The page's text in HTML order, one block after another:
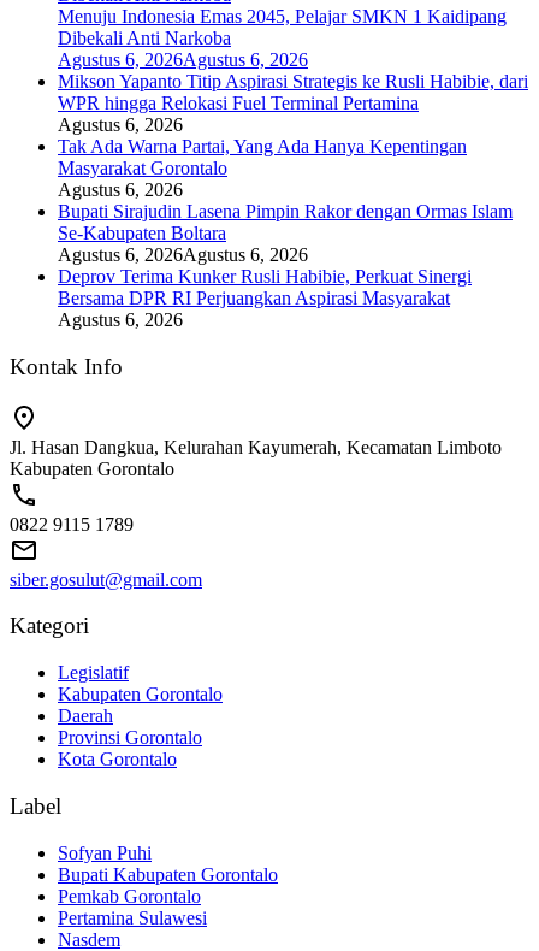
Menuju Indonesia Emas 2045, Pelajar SMKN 1 Kaidipang
Dibekali Anti Narkoba
Agustus 6, 2026Agustus 6, 2026
Mikson Yapanto Titip Aspirasi Strategis ke Rusli Habibie, dari
WPR hingga Relokasi Fuel Terminal Pertamina
Agustus 6, 2026
Tak Ada Warna Partai, Yang Ada Hanya Kepentingan
Masyarakat Gorontalo
Agustus 6, 2026
Bupati Sirajudin Lasena Pimpin Rakor dengan Ormas Islam
Se-Kabupaten Boltara
Agustus 6, 2026Agustus 6, 2026
Deprov Terima Kunker Rusli Habibie, Perkuat Sinergi
Bersama DPR RI Perjuangkan Aspirasi Masyarakat
Agustus 6, 2026
Kontak Info
Jl. Hasan Dangkua, Kelurahan Kayumerah, Kecamatan Limboto
Kabupaten Gorontalo
0822 9115 1789
siber.gosulut@gmail.com
Kategori
Legislatif
Kabupaten Gorontalo
Daerah
Provinsi Gorontalo
Kota Gorontalo
Label
Sofyan Puhi
Bupati Kabupaten Gorontalo
Pemkab Gorontalo
Pertamina Sulawesi
Nasdem